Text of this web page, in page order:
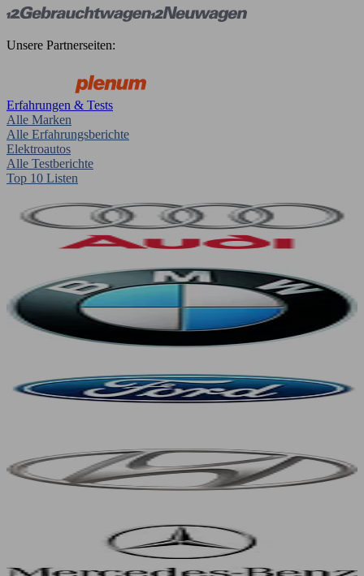
Unsere Partnerseiten:
Erfahrungen & Tests
Alle Marken
Alle Erfahrungsberichte
Elektroautos
Alle Testberichte
Top 10 Listen